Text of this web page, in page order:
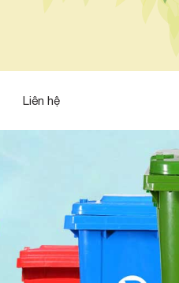
Liên hệ